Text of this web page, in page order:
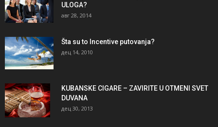
ULOGA?
авг 28, 2014
Šta su to Incentive putovanja?
дец 14, 2010
KUBANSKE CIGARE – ZAVIRITE U OTMENI SVET
DUVANA
дец 30, 2013